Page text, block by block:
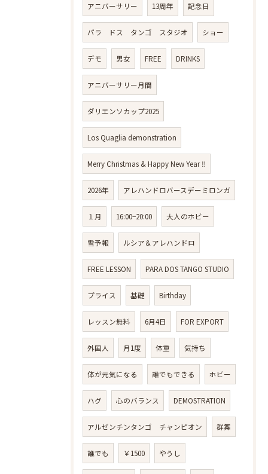
アニバーサリー 13周年 記念日
パラ ドス タンゴ スタジオ ショー
デモ 男女 FREE DRINKS
アニバーサリー月間
ダリエンソカップ2025
Los Quaglia demonstration
Merry Christmas & Happy New Year ‼️
2026年 アレハンドロバースデーミロンガ
１月 16:00−20:00 大人のホビー
雪予報 ルシア＆アレハンドロ
FREE LESSON PARA DOS TANGO STUDIO
プライス 基礎 Birthday
レッスン無料 6月4日 FOR EXPORT
外国人 月1度 体重 気持ち
体が元気になる 誰でもできる ホビー
ハグ 心のバランス DEMOSTRATION
アルゼンチンタンゴ チャンピオン 群舞
誰でも ￥1500 やうし